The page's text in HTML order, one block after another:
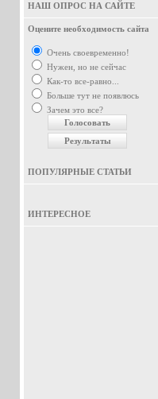
НАШ ОПРОС НА САЙТЕ
Оцените необходимость сайта
Очень своевременно!
Нужен, но не сейчас
Как-то все-равно...
Больше тут не появлюсь
Зачем это все?
ПОПУЛЯРНЫЕ СТАТЬИ
ИНТЕРЕСНОЕ